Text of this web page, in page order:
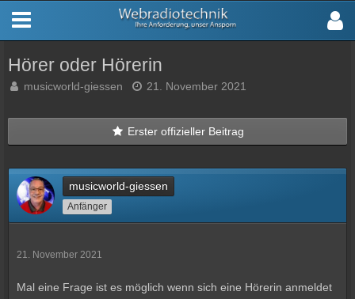
Hörer oder Hörerin
musicworld-giessen 21. November 2021
Erster offizieller Beitrag
musicworld-giessen
Anfänger
21. November 2021
Mal eine Frage ist es möglich wenn sich eine Hörerin anmeldet